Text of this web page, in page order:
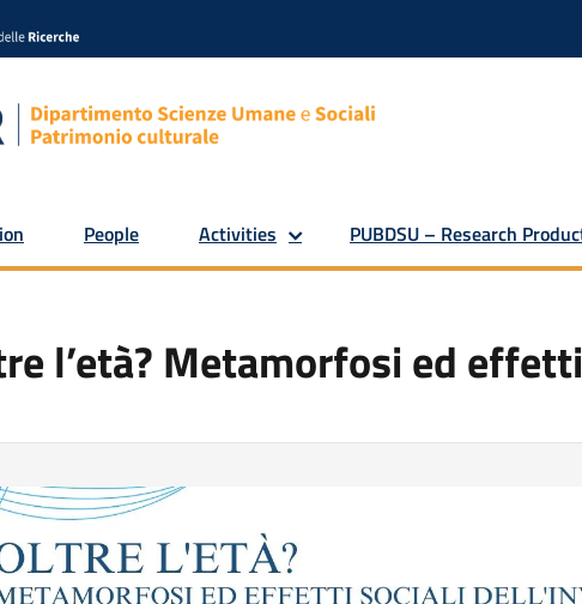
People Activities PUBDSU – Research
l’età? Metamorfosi ed